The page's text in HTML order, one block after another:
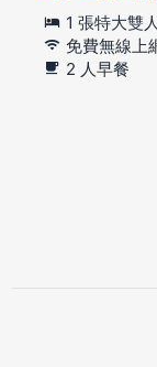
1 張特大雙
免費無線上
2 人早餐